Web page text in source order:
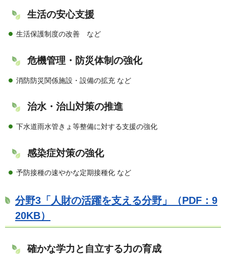
生活の安心支援
生活保護制度の改善 など
危機管理・防災体制の強化
消防防災関係施設・設備の拡充 など
治水・治山対策の推進
下水道雨水管きょ等整備に対する支援の強化
感染症対策の強化
予防接種の速やかな定期接種化 など
分野3「人財の活躍を支える分野」（PDF：9
20KB）
確かな学力と自立する力の育成